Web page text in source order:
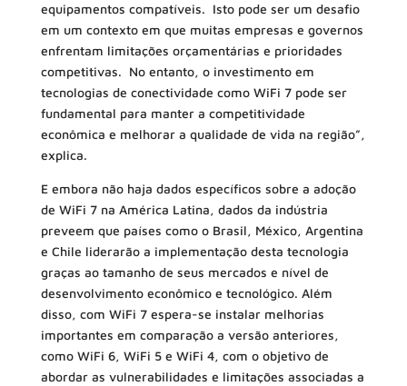
equipamentos compatíveis. Isto pode ser um desafio
em um contexto em que muitas empresas e governos
enfrentam limitações orçamentárias e prioridades
competitivas. No entanto, o investimento em
tecnologias de conectividade como WiFi 7 pode ser
fundamental para manter a competitividade
econômica e melhorar a qualidade de vida na região”,
explica.
E embora não haja dados específicos sobre a adoção
de WiFi 7 na América Latina, dados da indústria
preveem que países como o Brasil, México, Argentina
e Chile liderarão a implementação desta tecnologia
graças ao tamanho de seus mercados e nível de
desenvolvimento econômico e tecnológico. Além
disso, com WiFi 7 espera-se instalar melhorias
importantes em comparação a versão anteriores,
como WiFi 6, WiFi 5 e WiFi 4, com o objetivo de
abordar as vulnerabilidades e limitações associadas a